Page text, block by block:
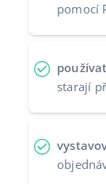
pomocí
starají